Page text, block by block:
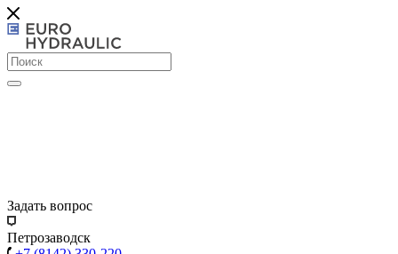
Задать вопрос
Петрозаводск